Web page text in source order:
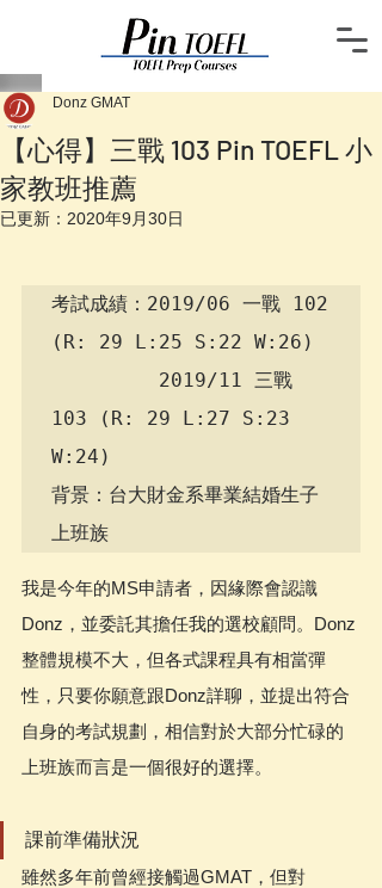
【心得】三戰 103 Pin TOEFL 小
家教班推薦
Donz GMAT
已更新： 2020年9月30日
考試成績：2019/06 一戰 102
(R: 29 L:25 S:22 W:26)
103 (R: 29 L:27 S:23
W:24)
背景：台大財金系畢業結婚生子
上班族
我是今年的MS申請者，因緣際會認識
Donz，並委託其擔任我的選校顧問。Donz
整體規模不大，但各式課程具有相當彈
性，只要你願意跟Donz詳聊，並提出符合
自身的考試規劃，相信對於大部分忙碌的
上班族而言是一個很好的選擇。
課前準備狀況
雖然多年前曾經接觸過GMAT，但對